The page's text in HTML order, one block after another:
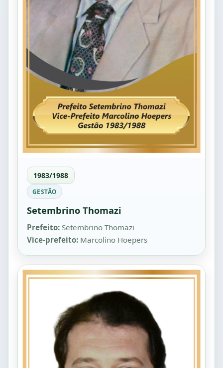
1983/1988
GESTÃO
Setembrino Thomazi
Prefeito: Setembrino Thomazi
Vice-prefeito: Marcolino Hoepers